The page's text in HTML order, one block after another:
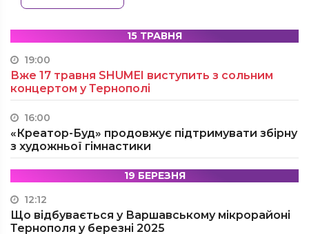
15 ТРАВНЯ
19:00
Вже 17 травня SHUMEI виступить з сольним
концертом у Тернополі
16:00
«Креатор-Буд» продовжує підтримувати збірну
з художньої гімнастики
19 БЕРЕЗНЯ
12:12
Що відбувається у Варшавському мікрорайоні
Тернополя у березні 2025